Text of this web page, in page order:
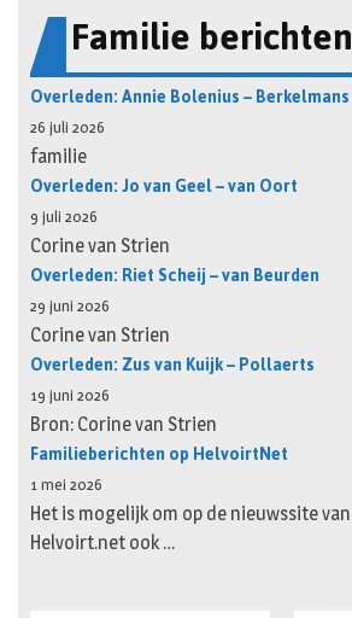
Familie berichten
Overleden: Annie Bolenius – Berkelmans
26 juli 2026
familie
Overleden: Jo van Geel – van Oort
9 juli 2026
Corine van Strien
Overleden: Riet Scheij – van Beurden
29 juni 2026
Corine van Strien
Overleden: Zus van Kuijk – Pollaerts
19 juni 2026
Bron: Corine van Strien
Familieberichten op HelvoirtNet
1 mei 2026
Het is mogelijk om op de nieuwssite van
Helvoirt.net ook …